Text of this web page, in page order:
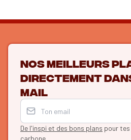
Nos meilleurs
directement
mail
De l'inspi et des bons plans pour